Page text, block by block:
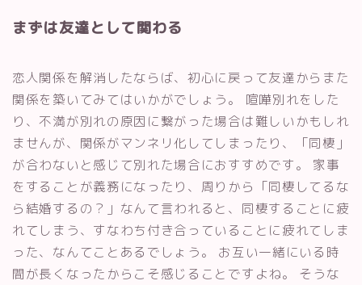
まずは友達として関わる
恋人関係を解消したならば、初心に戻って友達からまた
関係を築いてみてはいかがでしょう。 喧嘩別れをした
り、不満が別れの原因に繋がった場合は難しいかもしれ
ませんが、関係がマンネリ化してしまったり、「同棲」
が合わないと感じて別れた場合におすすめです。 家事
をすることが義務になったり、周りから「同棲してるな
ら結婚するの？」なんて言われると、同棲することに疲
れてしまう、すなわち付き合っていることに疲れてしま
った、なんてことあるでしょう。 お互い一緒にいる時
間が長くなったからこそ感じることですよね。 そうな